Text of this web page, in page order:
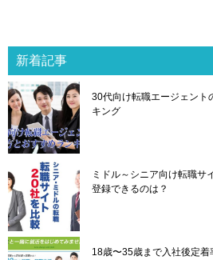
ゲ
ー
シ
ョ
ン
新着記事
30代向け転職エージェント
キング
ミドル～シニア向け転職サ
登録できるのは？
18歳〜35歳まで入社後定